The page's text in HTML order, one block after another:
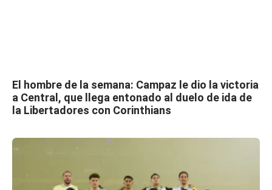
El hombre de la semana: Campaz le dio la victoria
a Central, que llega entonado al duelo de ida de
la Libertadores con Corinthians